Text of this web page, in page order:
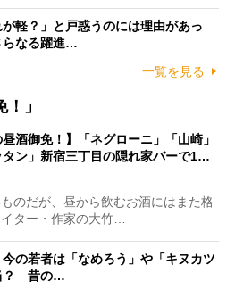
軽？」と戸惑うのには理由があっ
なる躍進…
一覧を見る
」
昼酒御免！】「ネグローニ」「山崎」
タン」新宿三丁目の隠れ家バーで1…
のだが、昼から飲むお酒にはまた格
ター・作家の大竹…
今の若者は「なめろう」や「キヌカツ
？ 昔の…